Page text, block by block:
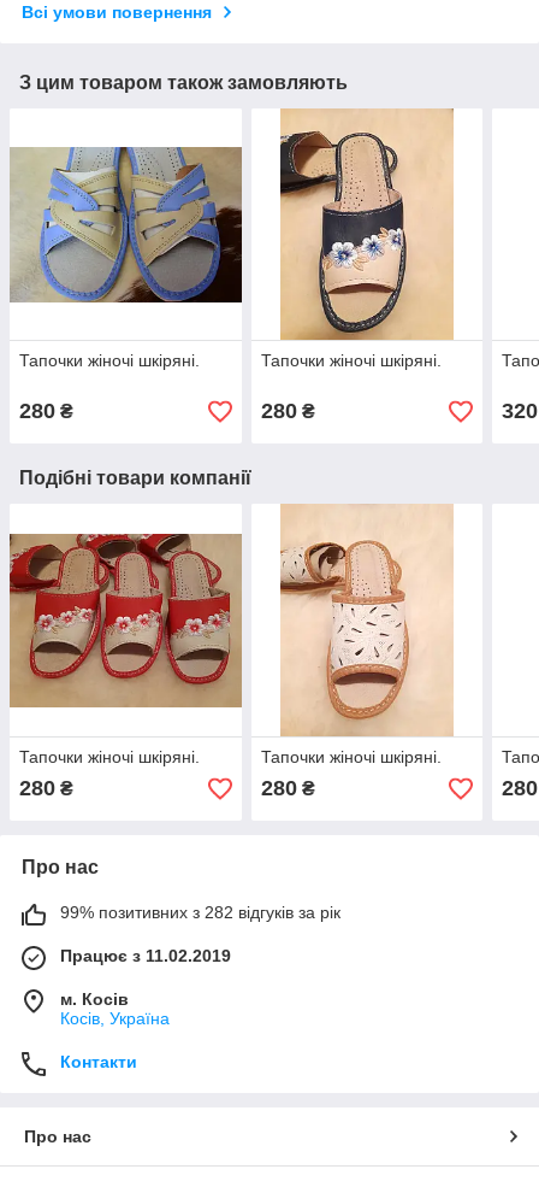
Всі умови повернення
З цим товаром також замовляють
Тапочки жіночі шкіряні.
280 ₴
Тапочки жіночі шкіряні.
280₴ 320
Подібні товари компанії
Тапочки жіночі шкіряні.
280 ₴
Тапочки жіночі шкіряні.
280₴ 280
Про нас
99% позитивних з 282 відгуків за рік
Працює з 11.02.2019
м. Косів
Косів, Україна
Контакти
Про нас